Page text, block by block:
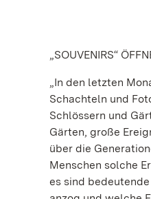
„SOUVENIRS“
„In den letzten
Schachteln und
Schlössern und
Gärten, große
über die
Menschen solche
es sind